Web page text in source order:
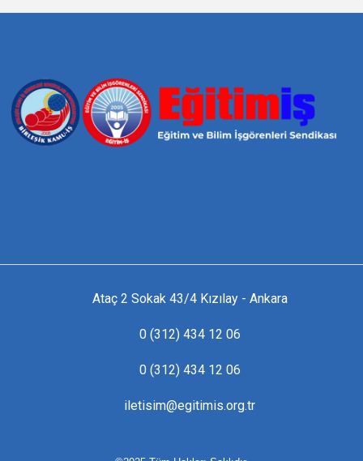
Ataç 2 Sokak 43/4 Kızılay - Ankara
0 (312) 434 12 06
0 (312) 434 12 06
iletisim@egitimis.org.tr